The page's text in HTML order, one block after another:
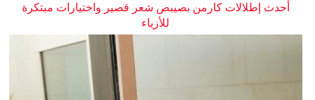
أحدث إطلالات كارمن بصيبص شعر قصير واختيارات مبتكرة
للأزياء